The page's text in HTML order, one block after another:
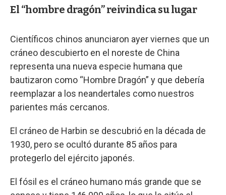
El “hombre dragón” reivindica su lugar
Científicos chinos anunciaron ayer viernes que un
cráneo descubierto en el noreste de China
representa una nueva especie humana que
bautizaron como “Hombre Dragón” y que debería
reemplazar a los neandertales como nuestros
parientes más cercanos.
El cráneo de Harbin se descubrió en la década de
1930, pero se ocultó durante 85 años para
protegerlo del ejército japonés.
El fósil es el cráneo humano más grande que se